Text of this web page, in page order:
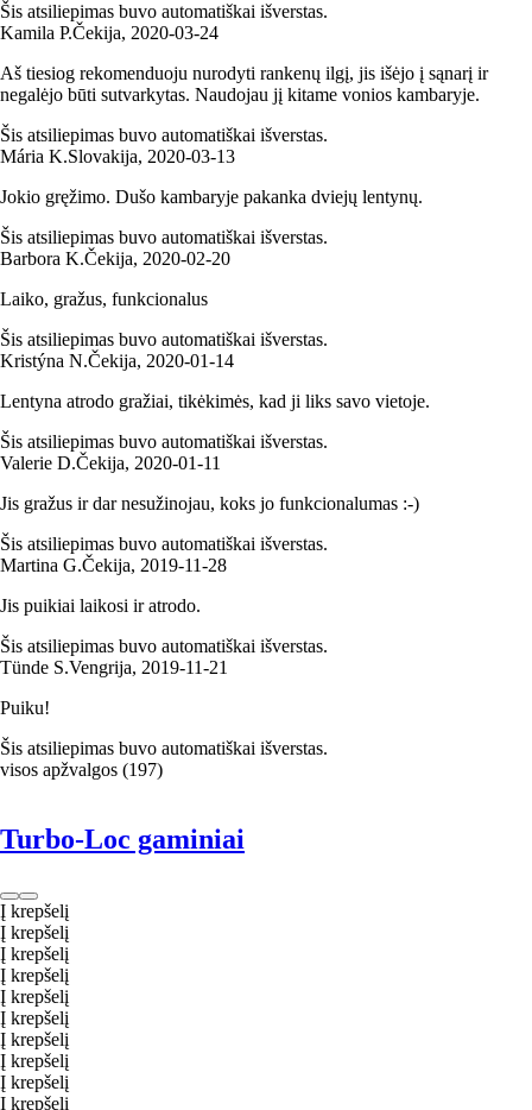
Šis atsiliepimas buvo automatiškai išverstas.
Kamila P.Čekija, 2020‑03‑24
Aš tiesiog rekomenduoju nurodyti rankenų ilgį, jis išėjo į sąnarį ir
negalėjo būti sutvarkytas. Naudojau jį kitame vonios kambaryje.
Šis atsiliepimas buvo automatiškai išverstas.
Mária K.Slovakija, 2020‑03‑13
Jokio gręžimo. Dušo kambaryje pakanka dviejų lentynų.
Šis atsiliepimas buvo automatiškai išverstas.
Barbora K.Čekija, 2020‑02‑20
Laiko, gražus, funkcionalus
Šis atsiliepimas buvo automatiškai išverstas.
Kristýna N.Čekija, 2020‑01‑14
Lentyna atrodo gražiai, tikėkimės, kad ji liks savo vietoje.
Šis atsiliepimas buvo automatiškai išverstas.
Valerie D.Čekija, 2020‑01‑11
Jis gražus ir dar nesužinojau, koks jo funkcionalumas :-)
Šis atsiliepimas buvo automatiškai išverstas.
Martina G.Čekija, 2019‑11‑28
Jis puikiai laikosi ir atrodo.
Šis atsiliepimas buvo automatiškai išverstas.
Tünde S.Vengrija, 2019‑11‑21
Puiku!
Šis atsiliepimas buvo automatiškai išverstas.
visos apžvalgos (197)
Turbo-Loc gaminiai
Į krepšelį
Į krepšelį
Į krepšelį
Į krepšelį
Į krepšelį
Į krepšelį
Į krepšelį
Į krepšelį
Į krepšelį
Į krepšelį